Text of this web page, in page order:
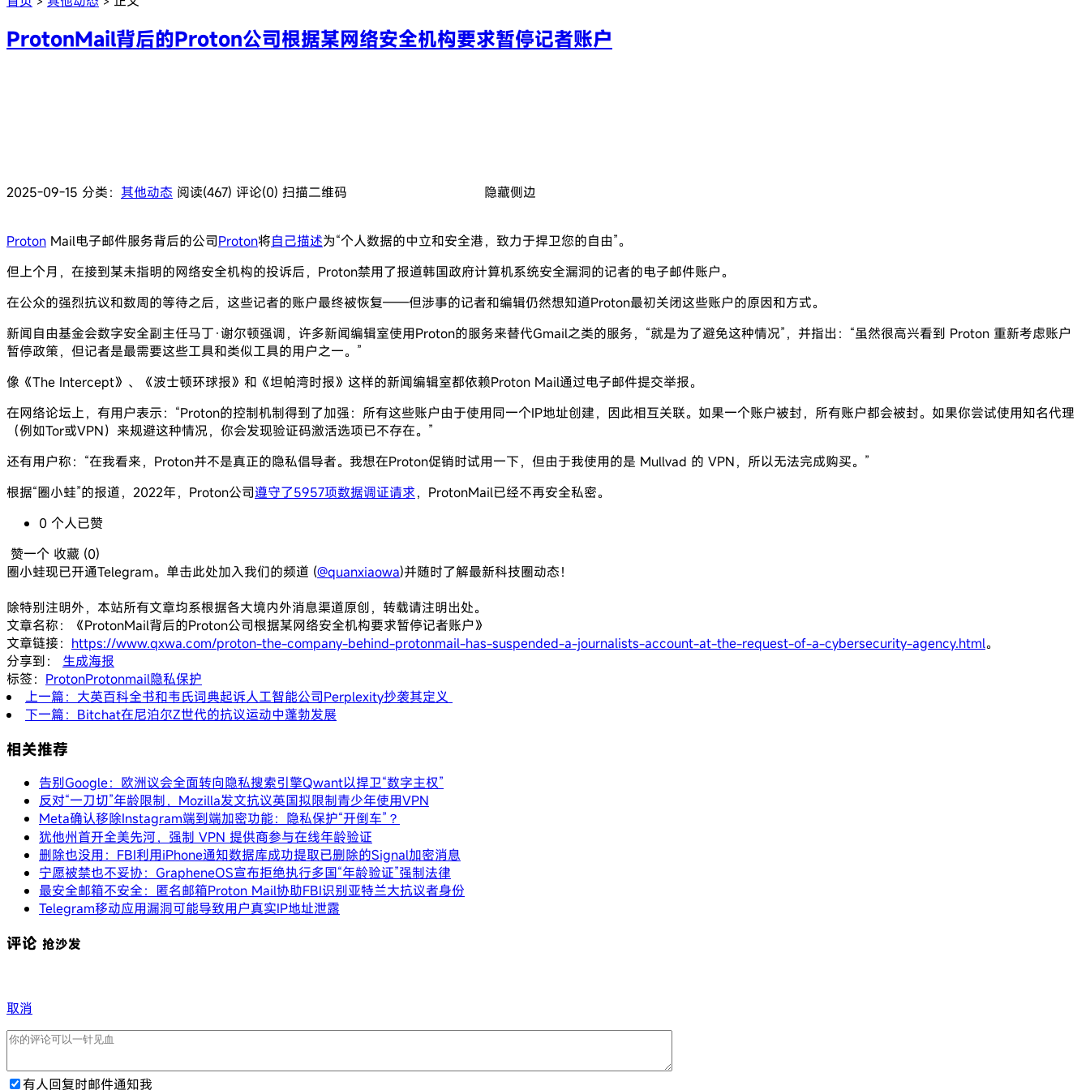
ProtonMail背后的Proton公司根据某网络安全机构要求暂停记者账户
2025-09-15 分类： 其他动态 阅读(467) 评论(0) 扫描二维码 隐藏侧边
Proton Mail电子邮件服务背后的公司Proton将自己描述为“个人数据的中立和安全港，致力于捍卫您的自由”。
但上个月，在接到某未指明的网络安全机构的投诉后，Proton禁用了报道韩国政府计算机系统安全漏洞的记者的电子邮件账户。
在公众的强烈抗议和数周的等待之后，这些记者的账户最终被恢复——但涉事的记者和编辑仍然想知道Proton最初关闭这些账户的原因和方式。
新闻自由基金会数字安全副主任马丁·谢尔顿强调，许多新闻编辑室使用Proton的服务来替代Gmail之类的服务，“就是为了避免这种情况”，并指出：“虽然很高兴看到 Proton 重新考虑账户
暂停政策，但记者是最需要这些工具和类似工具的用户之一。”
像《The Intercept》、《波士顿环球报》和《坦帕湾时报》这样的新闻编辑室都依赖Proton Mail通过电子邮件提交举报。
在网络论坛上，有用户表示：“Proton的控制机制得到了加强：所有这些账户由于使用同一个IP地址创建，因此相互关联。如果一个账户被封，所有账户都会被封。如果你尝试使用知名代理
（例如Tor或VPN）来规避这种情况，你会发现验证码激活选项已不存在。”
还有用户称：“在我看来，Proton并不是真正的隐私倡导者。我想在Proton促销时试用一下，但由于我使用的是 Mullvad 的 VPN，所以无法完成购买。”
根据“圈小蛙”的报道，2022年，Proton公司遵守了5957项数据调证请求，ProtonMail已经不再安全私密。
0 个人已赞
赞一个 收藏 (0)
圈小蛙现已开通Telegram。单击此处加入我们的频道 (@quanxiaowa)并随时了解最新科技圈动态！
除特别注明外，本站所有文章均系根据各大境内外消息渠道原创，转载请注明出处。
文章名称：《ProtonMail背后的Proton公司根据某网络安全机构要求暂停记者账户》
文章链接： https://www.qxwa.com/proton-the-company-behind-protonmail-has-suspended-a-journalists-account-at-the-request-of-a-cybersecurity-agency.html。
分享到：
生成海报
标签： ProtonProtonmail隐私保护
上一篇：大英百科全书和韦氏词典起诉人工智能公司Perplexity抄袭其定义
下一篇：Bitchat在尼泊尔Z世代的抗议运动中蓬勃发展
相关推荐
告别Google：欧洲议会全面转向隐私搜索引擎Qwant以捍卫“数字主权”
反对“一刀切”年龄限制，Mozilla发文抗议英国拟限制青少年使用VPN
Meta确认移除Instagram端到端加密功能：隐私保护“开倒车”？
犹他州首开全美先河，强制 VPN 提供商参与在线年龄验证
删除也没用：FBI利用iPhone通知数据库成功提取已删除的Signal加密消息
宁愿被禁也不妥协：GrapheneOS宣布拒绝执行多国“年龄验证”强制法律
最安全邮箱不安全：匿名邮箱Proton Mail协助FBI识别亚特兰大抗议者身份
Telegram移动应用漏洞可能导致用户真实IP地址泄露
评论 抢沙发
取消
有人回复时邮件通知我